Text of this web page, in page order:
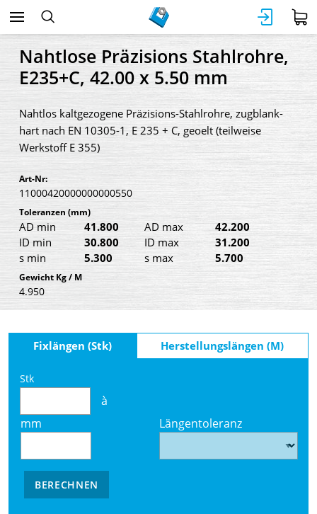
Nahtlose Präzisions Stahlrohre,
E235+C, 42.00 x 5.50 mm
Nahtlos kaltgezogene Präzisions-Stahlrohre, zugblank-
hart nach EN 10305-1, E 235 + C, geoelt (teilweise
Werkstoff E 355)
Art-Nr:
11000420000000000550
Toleranzen (mm)
AD min 41.800 AD max
42.200
ID min
30.800 ID max
31.200
s min
5.300 s max 5.700
Gewicht Kg / M
4.950
Fixlängen (Stk) Herstellungslängen (M)
Stk
à
mm
Längentoleranz
BERECHNEN